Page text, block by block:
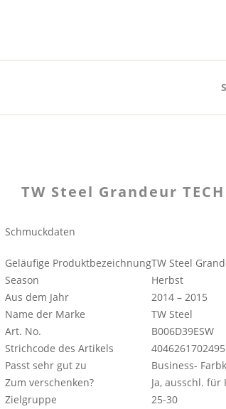
TW Steel Grandeur
Schmuckdaten
Geläufige ProduktbezeichnungTW Steel
Season
Herbst
Aus dem Jahr
2014 – 2015
Name der Marke
TW Steel
Art. No.
B006D39ESW
Strichcode des Artikels
4046261702495
Passt sehr gut zu
Business-
Zum verschenken?
Ja, ausschl. für
Zielgruppe
25-30